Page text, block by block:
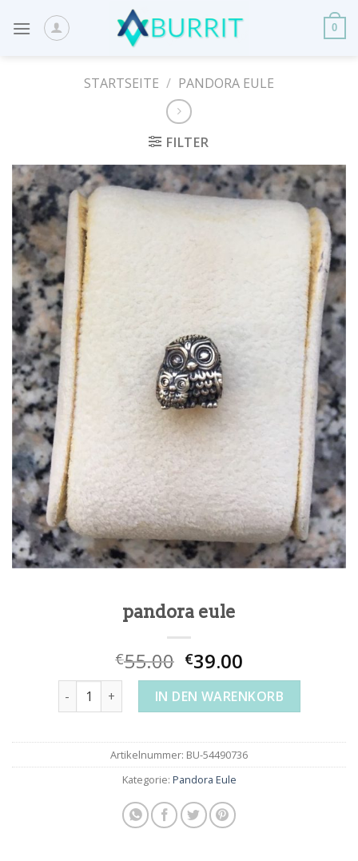
0
STARTSEITE / PANDORA EULE
FILTER
pandora eule
€55.00 €39.00
pandora eule MengeIN DEN WARENKORB
Artikelnummer: BU-54490736
Kategorie: Pandora Eule